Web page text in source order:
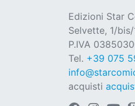
Edizioni Star
Selvette, 1/
P.IVA
Tel. +39 075
acquisti